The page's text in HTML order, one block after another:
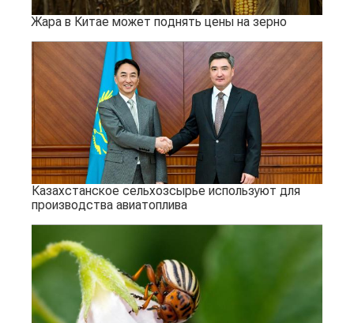
Жара в Китае может поднять цены на зерно
Казахстанское сельхозсырье используют для
производства авиатоплива